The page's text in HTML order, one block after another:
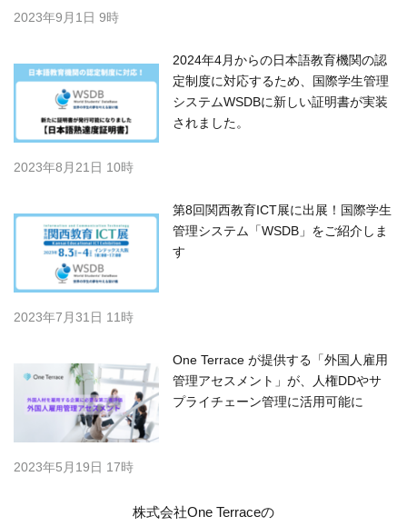
2023年9月1日 9時
2024年4月からの日本語教育機関の認
定制度に対応するため、国際学生管理
システムWSDBに新しい証明書が実装
されました。
2023年8月21日 10時
第8回関西教育ICT展に出展！国際学生
管理システム「WSDB」をご紹介しま
す
2023年7月31日 11時
One Terrace が提供する「外国人雇用
管理アセスメント」が、人権DDやサ
プライチェーン管理に活用可能に
2023年5月19日 17時
株式会社One Terraceの